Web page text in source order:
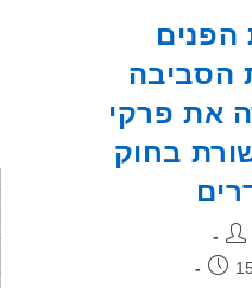
הפנים
הסביבה
את פרקי
בחוק